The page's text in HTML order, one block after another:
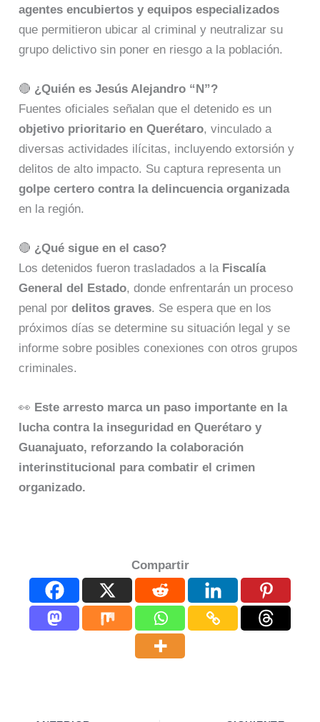
agentes encubiertos y equipos especializados
que permitieron ubicar al criminal y neutralizar su
grupo delictivo sin poner en riesgo a la población.
🔴 ¿Quién es Jesús Alejandro “N”?
Fuentes oficiales señalan que el detenido es un
objetivo prioritario en Querétaro, vinculado a
diversas actividades ilícitas, incluyendo extorsión y
delitos de alto impacto. Su captura representa un
golpe certero contra la delincuencia organizada
en la región.
🔴 ¿Qué sigue en el caso?
Los detenidos fueron trasladados a la Fiscalía
General del Estado, donde enfrentarán un proceso
penal pordelitos graves. Se espera que en los
próximos días se determine su situación legal y se
informe sobre posibles conexiones con otros grupos
criminales.
👀 Este arresto marca un paso importante en la
lucha contra la inseguridad en Querétaro y
Guanajuato, reforzando la colaboración
interinstitucional para combatir el crimen
organizado.
Compartir